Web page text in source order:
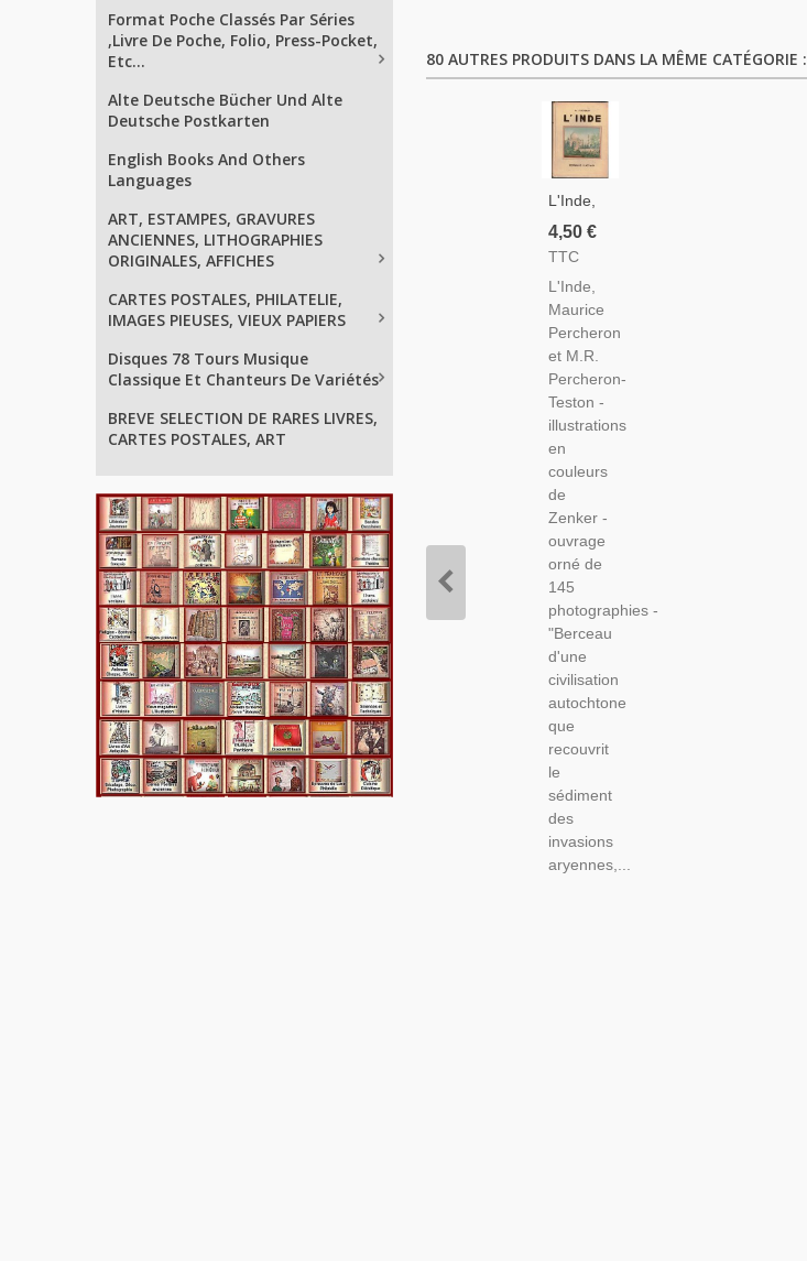
Format Poche Classés Par Séries
,Livre De Poche, Folio, Press-Pocket,
Etc...
Alte Deutsche Bücher Und Alte
Deutsche Postkarten
English Books And Others
Languages
ART, ESTAMPES, GRAVURES
ANCIENNES, LITHOGRAPHIES
ORIGINALES, AFFICHES
CARTES POSTALES, PHILATELIE,
IMAGES PIEUSES, VIEUX PAPIERS
Disques 78 Tours Musique
Classique Et Chanteurs De Variétés
BREVE SELECTION DE RARES LIVRES,
CARTES POSTALES, ART
80 AUTRES PRODUITS DANS LA MÊME CATÉGORIE :
L'Inde,
Maurice
Percheron,
Teston,1936
- Indes,
Histoire
Inde, Art
Hindou,
Ethnologie,
4,50 €
TTC
L'Inde,
Maurice
Percheron
et M.R.
Percheron-
Teston -
illustrations
en
couleurs
de
Zenker -
ouvrage
orné de
145
photographies -
"Berceau
d'une
civilisation
autochtone
que
recouvrit
le
sédiment
des
invasions
aryennes,...